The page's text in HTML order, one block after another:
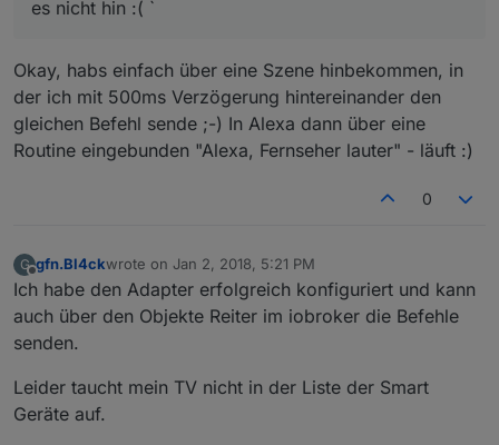
es nicht hin :( `
Okay, habs einfach über eine Szene hinbekommen, in
der ich mit 500ms Verzögerung hintereinander den
gleichen Befehl sende ;-) In Alexa dann über eine
Routine eingebunden "Alexa, Fernseher lauter" - läuft :)
0
G
Offline
gfn.Bl4ckwrote on Jan 2, 2018, 5:21 PM
last edited by
Ich habe den Adapter erfolgreich konfiguriert und kann
auch über den Objekte Reiter im iobroker die Befehle
senden.
Leider taucht mein TV nicht in der Liste der Smart
Geräte auf.